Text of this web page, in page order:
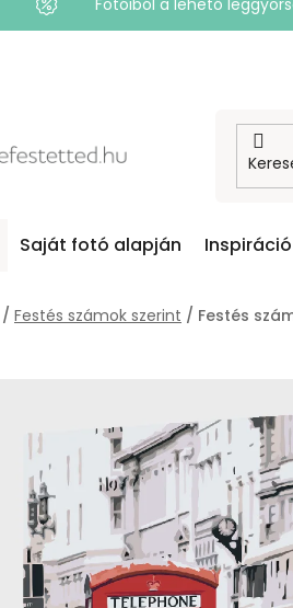
Fotóiból a lehető
Saját fotó alapján Inspiráció
/ Festés számok szerint / Festés